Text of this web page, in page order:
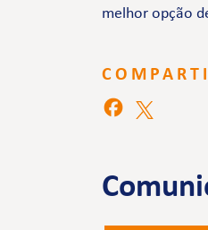
melhor opção